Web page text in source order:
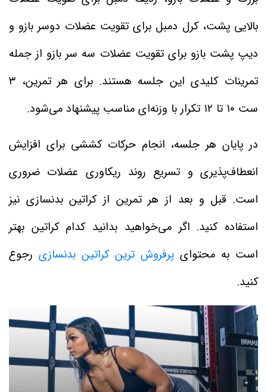
بالایی پشت، کرل دمبل برای تقویت عضلات دوسر بازو و
دیپ پشت بازو برای تقویت عضلات سه سر بازو از جمله
تمرینات کلیدی این جلسه هستند. برای هر تمرین، ۳
ست ۱۰ تا ۱۲ تکرار با وزنه‌ای مناسب پیشنهاد می‌شود.
در پایان هر جلسه، انجام حرکات کششی برای افزایش
انعطاف‌پذیری و تسریع روند ریکاوری عضلات ضروری
است. قبل و بعد از هر تمرین از کراتین بدنسازی نیز
استفاده کنید. اگر می‌خواهید بدانید کدام کراتین بهتر
است به محتوای پرفروش ترین کراتین بدنسازی رجوع
کنید.